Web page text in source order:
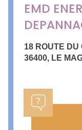
EMD
18 ROUTE DU
36400, LE